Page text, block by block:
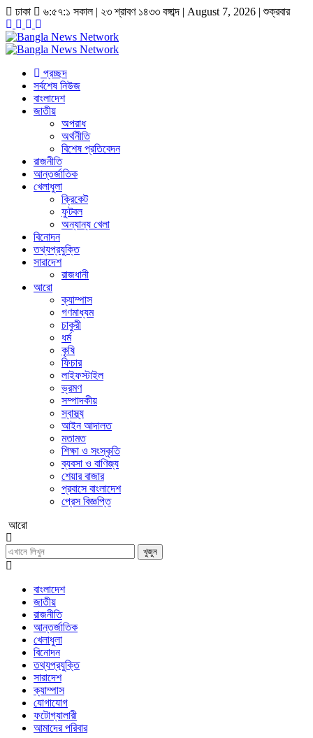
ঢাকা ৬:৫৭:২ সকাল | ২৩ শ্রাবণ ১৪৩৩ বঙ্গাব্দ | August 7, 2026 |শুক্রবার
প্রচ্ছদ
সর্বশেষ নিউজ
বাংলাদেশ
জাতীয়
অপরাধ
অর্থনীতি
বিশেষ প্রতিবেদন
রাজনীতি
আন্তর্জাতিক
খেলাধুলা
ক্রিকেট
ফুটবল
অন্যান্য খেলা
বিনোদন
তথ্যপ্রযুক্তি
সারাদেশ
রাজধানী
আরো
ক্যাম্পাস
গণমাধ্যম
চাকুরী
ধর্ম
কৃষি
ফিচার
লাইফস্টাইল
ভ্রমণ
সম্পাদকীয়
স্বাস্থ্য
আইন আদালত
মতামত
শিক্ষা ও সংস্কৃতি
ব্যবসা ও বাণিজ্য
শেয়ার বাজার
প্রবাসে বাংলাদেশ
প্রেস বিজ্ঞপ্তি
আরো
খুজুন
বাংলাদেশ
জাতীয়
রাজনীতি
আন্তর্জাতিক
খেলাধুলা
বিনোদন
তথ্যপ্রযুক্তি
সারাদেশ
ক্যাম্পাস
যোগাযোগ
ফটোগ্যালারী
আমাদের পরিবার